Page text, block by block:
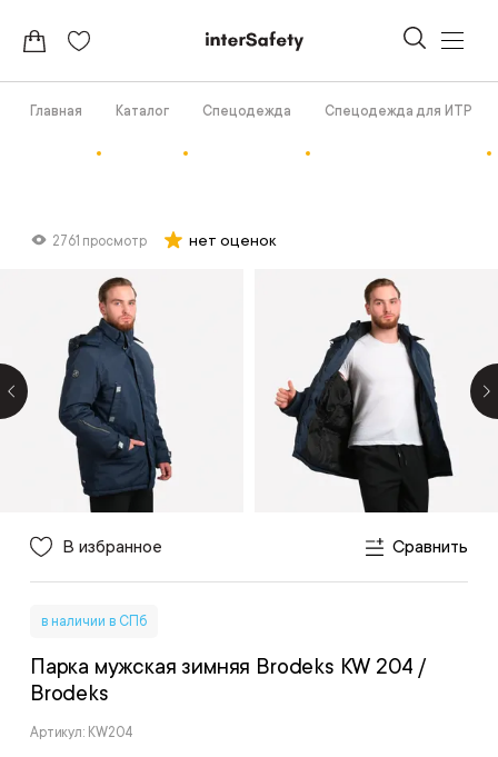
Главная Каталог Спецодежда Спецодежда для ИТР
2761 просмотр нет оценок
В избранное Сравнить
в наличии в СПб
Парка мужская зимняя Brodeks KW 204 /
Brodeks
Артикул: KW204